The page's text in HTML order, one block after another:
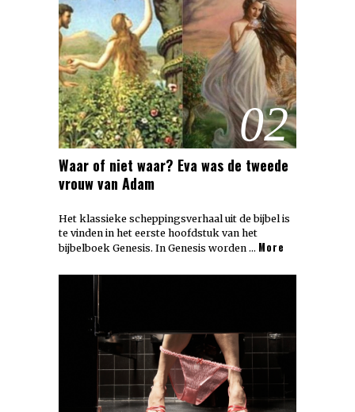
02
Waar of niet waar? Eva was de tweede
vrouw van Adam
Het klassieke scheppingsverhaal uit de bijbel is
te vinden in het eerste hoofdstuk van het
bijbelboek Genesis. In Genesis worden … More